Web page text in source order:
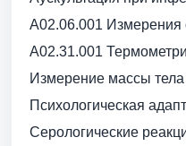
A02.06.001
A02.31.001
Измерение массы
Психологическая
Серологические